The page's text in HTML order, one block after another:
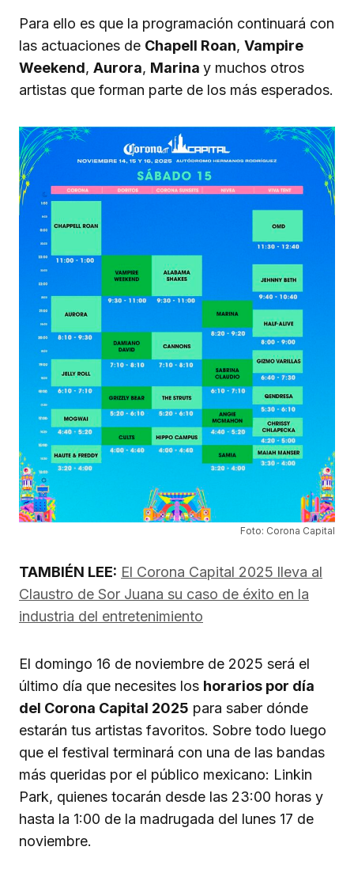
Para ello es que la programación continuará con
las actuaciones de Chapell Roan, Vampire
Weekend, Aurora, Marina y muchos otros
artistas que forman parte de los más esperados.
Foto: Corona Capital
TAMBIÉN LEE: El Corona Capital 2025 lleva al
Claustro de Sor Juana su caso de éxito en la
industria del entretenimiento
El domingo 16 de noviembre de 2025 será el
último día que necesites los horarios por día
del Corona Capital 2025 para saber dónde
estarán tus artistas favoritos. Sobre todo luego
que el festival terminará con una de las bandas
más queridas por el público mexicano: Linkin
Park, quienes tocarán desde las 23:00 horas y
hasta la 1:00 de la madrugada del lunes 17 de
noviembre.